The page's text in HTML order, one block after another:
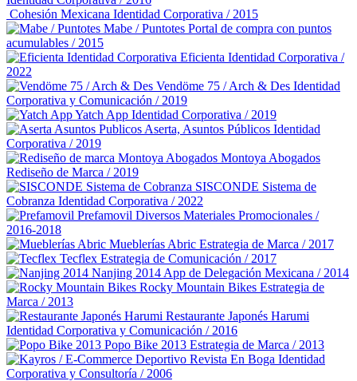
Cohesión Mexicana Identidad Corporativa / 2015
Mabe / Puntotes Portal de compra con puntos
acumulables / 2015
Eficienta Identidad Corporativa /
2022
Vendöme 75 / Arch & Des Identidad
Corporativa y Comunicación / 2019
Yatch App Identidad Corporativa / 2019
Aserta, Asuntos Públicos Identidad
Corporativa / 2019
Montoya Abogados
Rediseño de Marca / 2019
SISCONDE Sistema de
Cobranza Identidad Corporativa / 2022
Prefamovil Diversos Materiales Promocionales /
2016-2018
Mueblerías Abric Estrategia de Marca / 2017
Tecflex Estrategia de Comunicación / 2017
Nanjing 2014 App de Delegación Mexicana / 2014
Rocky Mountain Bikes Estrategia de
Marca / 2013
Restaurante Japonés Harumi
Identidad Corporativa y Comunicación / 2016
Popo Bike 2013 Estrategia de Marca / 2013
Revista En Boga Identidad
Corporativa y Consultoría / 2006